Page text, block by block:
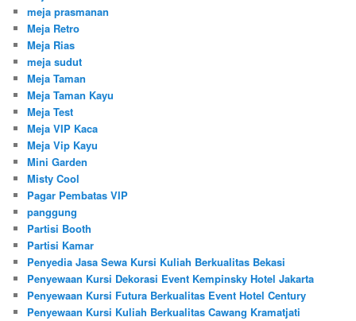
meja prasmanan
Meja Retro
Meja Rias
meja sudut
Meja Taman
Meja Taman Kayu
Meja Test
Meja VIP Kaca
Meja Vip Kayu
Mini Garden
Misty Cool
Pagar Pembatas VIP
panggung
Partisi Booth
Partisi Kamar
Penyedia Jasa Sewa Kursi Kuliah Berkualitas Bekasi
Penyewaan Kursi Dekorasi Event Kempinsky Hotel Jakarta
Penyewaan Kursi Futura Berkualitas Event Hotel Century
Penyewaan Kursi Kuliah Berkualitas Cawang Kramatjati